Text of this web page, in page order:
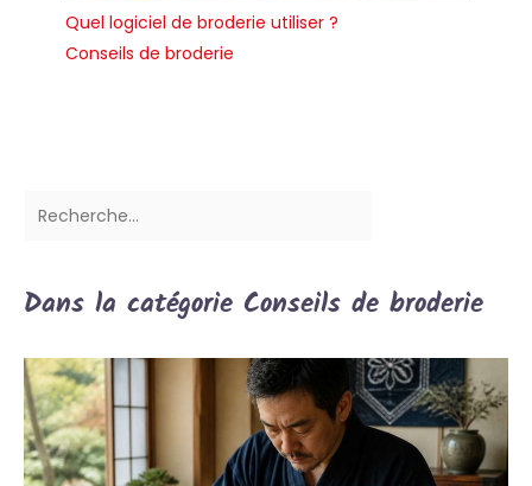
Quel logiciel de broderie utiliser ?
Conseils de broderie
Dans la catégorie Conseils de broderie